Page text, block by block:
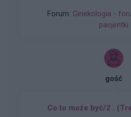
pomoze na ta
Forum: Ginekologia -
pacjentki
gość
Co to może być/2 .